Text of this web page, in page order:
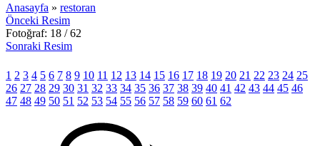
Anasayfa » restoran
Önceki Resim
Fotoğraf: 18 / 62
Sonraki Resim
1 2 3 4 5 6 7 8 9 10 11 12 13 14 15 16 17 18 19 20 21 22 23 24 25
26 27 28 29 30 31 32 33 34 35 36 37 38 39 40 41 42 43 44 45 46
47 48 49 50 51 52 53 54 55 56 57 58 59 60 61 62